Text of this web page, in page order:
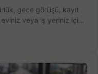
gece görüşü, kayıt
eviniz veya iş yeriniz için